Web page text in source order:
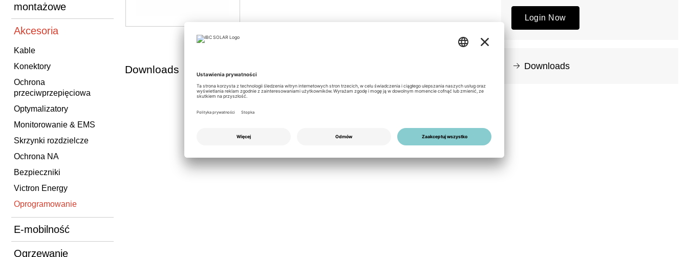
montażowe
Akcesoria
Kable
Konektory
Ochrona
przeciwprzepięciowa
Optymalizatory
Monitorowanie & EMS
Skrzynki rozdzielcze
Ochrona NA
Bezpieczniki
Victron Energy
Oprogramowanie
E-mobilność
Ogrzewanie
Downloads
Login Now
Downloads